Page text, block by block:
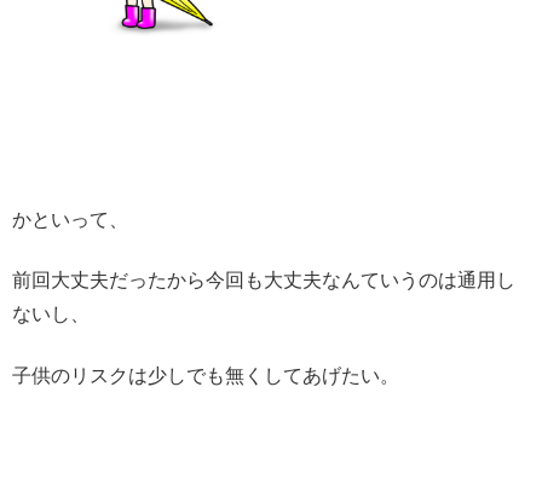
かといって、
前回大丈夫だったから今回も大丈夫なんていうのは通用し
ないし、
子供のリスクは少しでも無くしてあげたい。